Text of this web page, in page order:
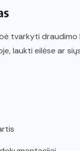
tvarkyti
laukti eilėse ar